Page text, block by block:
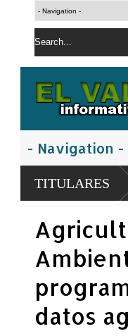
TITULARES
obras en la frontera norte para
datos